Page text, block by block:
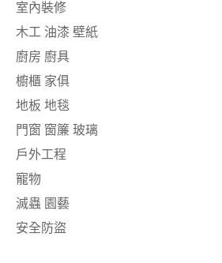
室內裝修
木工 油漆 壁紙
廚房 廚具
櫥櫃 家俱
地板 地毯
門窗 窗簾 玻璃
戶外工程
寵物
滅蟲 園藝
安全防盜